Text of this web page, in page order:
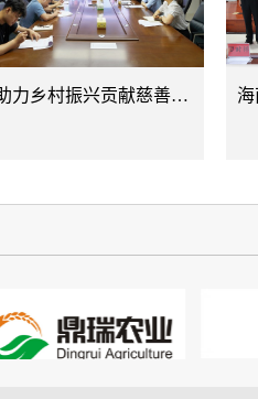
助力乡村振兴贡献慈善力量 河南发起爱心总动员